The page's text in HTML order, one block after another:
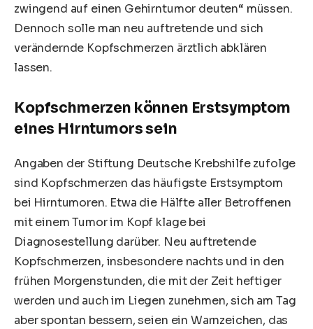
zwingend auf einen Gehirntumor deuten“ müssen.
Dennoch solle man neu auftretende und sich
verändernde Kopfschmerzen ärztlich abklären
lassen.
Kopfschmerzen können Erstsymptom
eines Hirntumors sein
Angaben der Stiftung Deutsche Krebshilfe zufolge
sind Kopfschmerzen das häufigste Erstsymptom
bei Hirntumoren. Etwa die Hälfte aller Betroffenen
mit einem Tumor im Kopf klage bei
Diagnosestellung darüber. Neu auftretende
Kopfschmerzen, insbesondere nachts und in den
frühen Morgenstunden, die mit der Zeit heftiger
werden und auch im Liegen zunehmen, sich am Tag
aber spontan bessern, seien ein Warnzeichen, das